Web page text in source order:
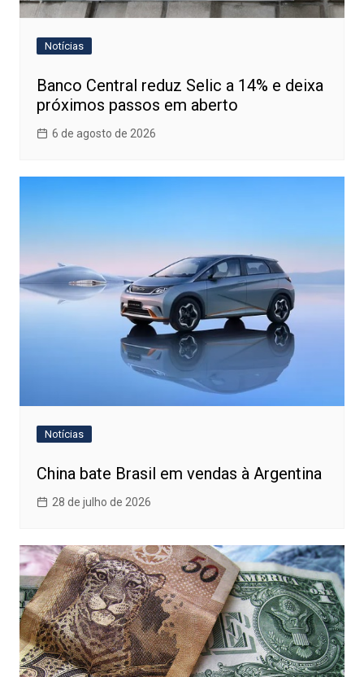
Notícias
Banco Central reduz Selic a 14% e deixa
próximos passos em aberto
6 de agosto de 2026
Notícias
China bate Brasil em vendas à Argentina
28 de julho de 2026